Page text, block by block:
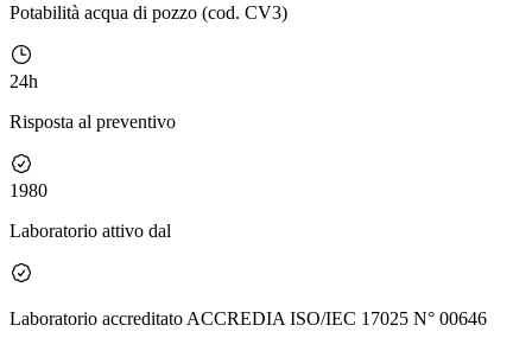
Potabilità acqua di pozzo (cod. CV3)
24h
Risposta al preventivo
1980
Laboratorio attivo dal
Laboratorio accreditato ACCREDIA ISO/IEC 17025 N° 00646